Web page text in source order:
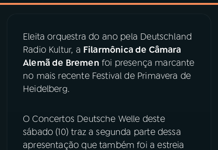
03PROGRAMAÇÃO
04PROGRAMAS
PODCASTS
07ÚLTIMAS
Eleita orquestra do ano pela Deutschland
Radio Kultur, a Filarmônica de Câmara
Alemã de Bremen foi presença marcante
no mais recente Festival de Primavera de
Heidelberg.
O Concertos Deutsche Welle deste
sábado (10) traz a segunda parte dessa
apresentação que também foi a estreia